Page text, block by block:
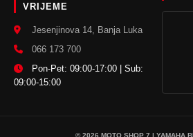
VRIJEME
Jesenjinova 14, Banja Luka
066 173 700
Pon-Pet: 09:00-17:00 | Sub:
09:00-15:00
© 2026 MOTO SHOP 7 | YAMAHA